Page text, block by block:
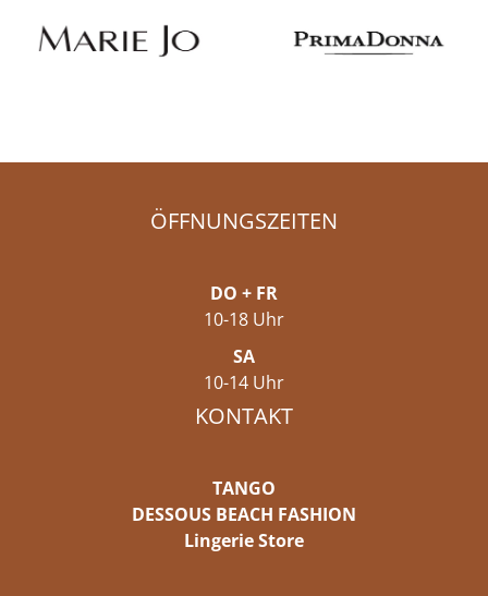
ÖFFNUNGSZEITEN
DO + FR
10-18 Uhr
SA
10-14 Uhr
KONTAKT
TANGO
DESSOUS BEACH FASHION
Lingerie Store